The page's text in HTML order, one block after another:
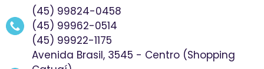
(45) 99824-0458
(45) 99962-0514
(45) 99922-1175
Avenida Brasil, 3545 - Centro (Shopping